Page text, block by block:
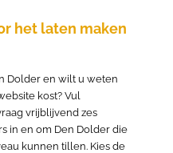
het laten maken
Dolder en wilt u weten
kost? Vul
vrijblijvend zes
in en om Den Dolder die
kunnen tillen. Kies de